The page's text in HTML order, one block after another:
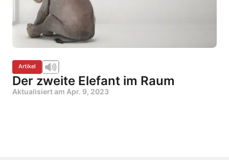
Artikel
Der zweite Elefant im Raum
Aktualisiert am Apr. 9, 2023